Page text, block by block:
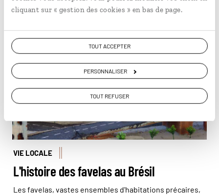
cliquant sur « gestion des cookies » en bas de page.
TOUT ACCEPTER
PERSONNALISER
TOUT REFUSER
retrouve tout son charme…En lire plus
Représentation artistique du quotidien des favelas ©
Olivier Bodart (@beatit!)
VIE LOCALE
L'histoire des favelas au Brésil
Les favelas, vastes ensembles d'habitations précaires,